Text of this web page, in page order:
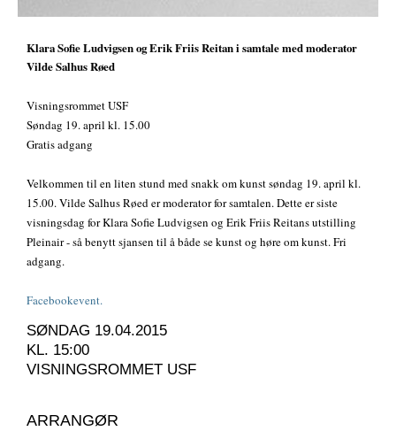
Klara Sofie Ludvigsen og Erik Friis Reitan i samtale med moderator
Vilde Salhus Røed
Visningsrommet USF
Søndag 19. april kl. 15.00
Gratis adgang
Velkommen til en liten stund med snakk om kunst søndag 19. april kl.
15.00. Vilde Salhus Røed er moderator for samtalen. Dette er siste
visningsdag for Klara Sofie Ludvigsen og Erik Friis Reitans utstilling
Pleinair - så benytt sjansen til å både se kunst og høre om kunst. Fri
adgang.
Facebookevent.
SØNDAG 19.04.2015
KL. 15:00
VISNINGSROMMET USF
ARRANGØR